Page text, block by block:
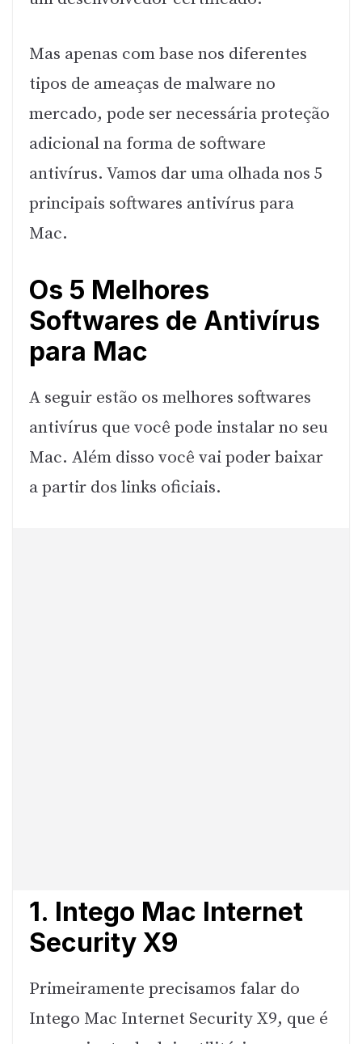
Mas apenas com base nos diferentes
tipos de ameaças de malware no
mercado, pode ser necessária proteção
adicional na forma de software
antivírus. Vamos dar uma olhada nos 5
principais softwares antivírus para
Mac.
Os 5 Melhores
Softwares de Antivírus
para Mac
A seguir estão os melhores softwares
antivírus que você pode instalar no seu
Mac. Além disso você vai poder baixar
a partir dos links oficiais.
1. Intego Mac Internet
Security X9
Primeiramente precisamos falar do
Intego Mac Internet Security X9, que é